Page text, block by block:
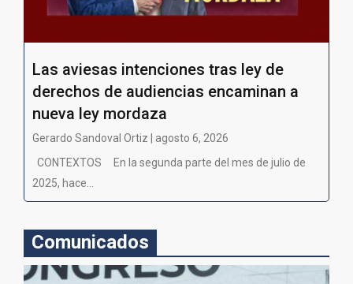
Las aviesas intenciones tras ley de
derechos de audiencias encaminan a
nueva ley mordaza
Gerardo Sandoval Ortiz | agosto 6, 2026
CONTEXTOS En la segunda parte del mes de julio de
2025, hace...
Comunicados